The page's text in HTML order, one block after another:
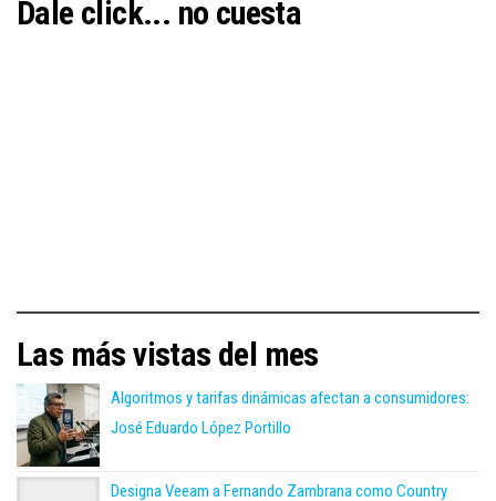
Dale click... no cuesta
Las más vistas del mes
Algoritmos y tarifas dinámicas afectan a consumidores:
José Eduardo López Portillo
Designa Veeam a Fernando Zambrana como Country